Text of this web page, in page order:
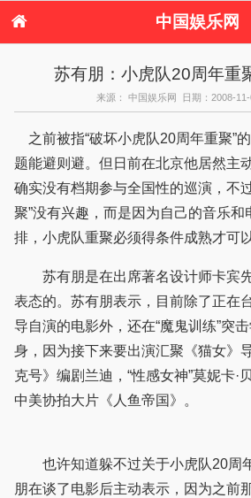
中国娱乐网
港台娱乐
日本娱乐 韩国
音乐新闻 影视
港台明星八卦
日本韩国明星
八卦
欧美明
苏有朋：小虎队20周年重
来源： 中国娱乐网 日期：2008-
之前被指“破坏小虎队20周年重聚”
题能避则避。但日前在北京他居然主
确实没有档期参与全国性的巡演，不
聚”没有兴趣，而是因为自己的音乐和
排，小虎队重聚必须得条件成熟才可以
苏有朋是在出席著名设计师卡宾
表态的。苏有朋表示，目前除了正在
导自演的电影外，还在“魔鬼训练”突
身，因为接下来要出演汇聚《猫女》
克号》编剧兰迪，“性感女神”莫妮卡·
中美协拍大片《人鱼帝国》。
也许知道躲不过关于小虎队20周
朋在谈了电影后主动表示，因为之前